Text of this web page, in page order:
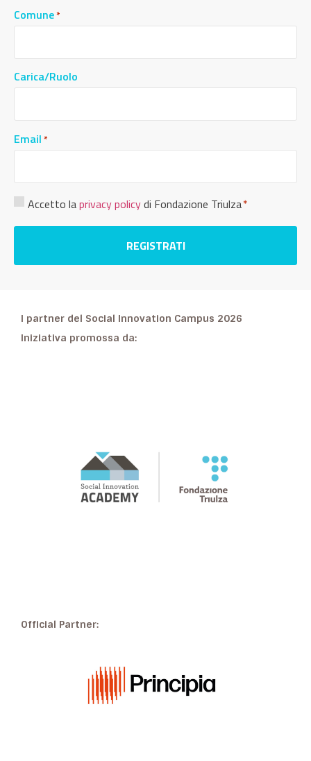
Comune*
Carica/Ruolo
Email *
Consenso
Accetto laprivacy policydi Fondazione Triulza*
I partner del Social Innovation Campus 2026
Iniziativa promossa da:
Official Partner: